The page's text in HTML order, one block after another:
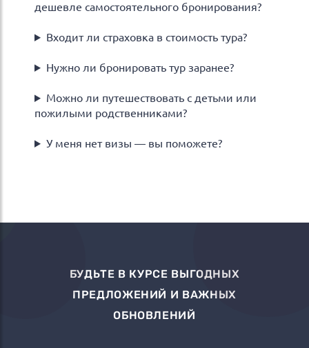
дешевле самостоятельного бронирования?
Входит ли страховка в стоимость тура?
Нужно ли бронировать тур заранее?
Можно ли путешествовать с детьми или
пожилыми родственниками?
У меня нет визы — вы поможете?
БУДЬТЕ В КУРСЕ ВЫГОДНЫХ
ПРЕДЛОЖЕНИЙ И ВАЖНЫХ
ОБНОВЛЕНИЙ